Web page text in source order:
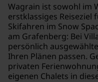
Wagrain ist sowohl im
erstklassiges Reiseziel
Skifahren im Snow
am Grafenberg: Bei
persönlich
Ihren Plänen passen.
privaten
eigenen Chalets in